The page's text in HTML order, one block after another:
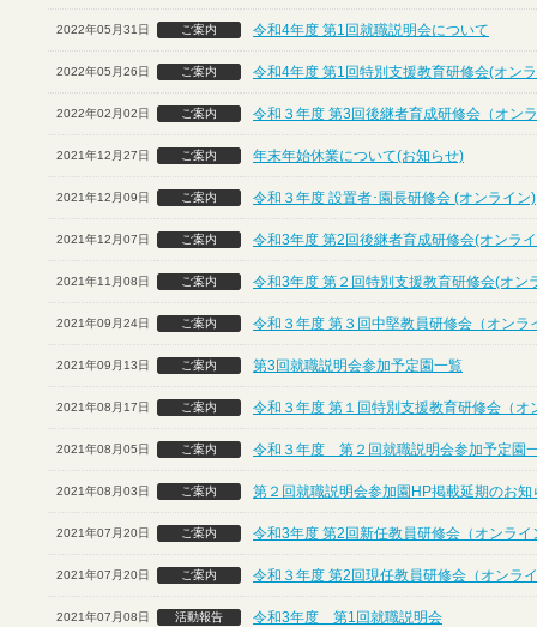
2022年05月31日 ご案内 令和4年度 第1回就職説明会について
2022年05月26日 ご案内 令和4年度 第1回特別支援教育研修会(オン
2022年02月02日 ご案内 令和３年度 第3回後継者育成研修会（オン
2021年12月27日 ご案内 年末年始休業について(お知らせ)
2021年12月09日 ご案内 令和３年度 設置者･園長研修会 (オンライン)
2021年12月07日 ご案内 令和3年度 第2回後継者育成研修会(オンラ
2021年11月08日 ご案内 令和3年度 第２回特別支援教育研修会(オン
2021年09月24日 ご案内 令和３年度 第３回中堅教員研修会（オンラ
2021年09月13日 ご案内 第3回就職説明会参加予定園一覧
2021年08月17日 ご案内 令和３年度 第１回特別支援教育研修会（オ
2021年08月05日 ご案内 令和３年度 第２回就職説明会参加予定園
2021年08月03日 ご案内 第２回就職説明会参加園HP掲載延期のお知
2021年07月20日 ご案内 令和3年度 第2回新任教員研修会（オンライ
2021年07月20日 ご案内 令和３年度 第2回現任教員研修会（オンラ
2021年07月08日 活動報告 令和3年度 第1回就職説明会